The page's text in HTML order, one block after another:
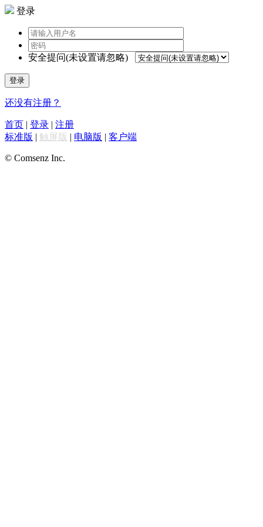
登录
安全提问(未设置请忽略)
登录
还没有注册？
首页 | 登录 | 注册
标准版 | 触屏版 | 电脑版 | 客户端
© Comsenz Inc.